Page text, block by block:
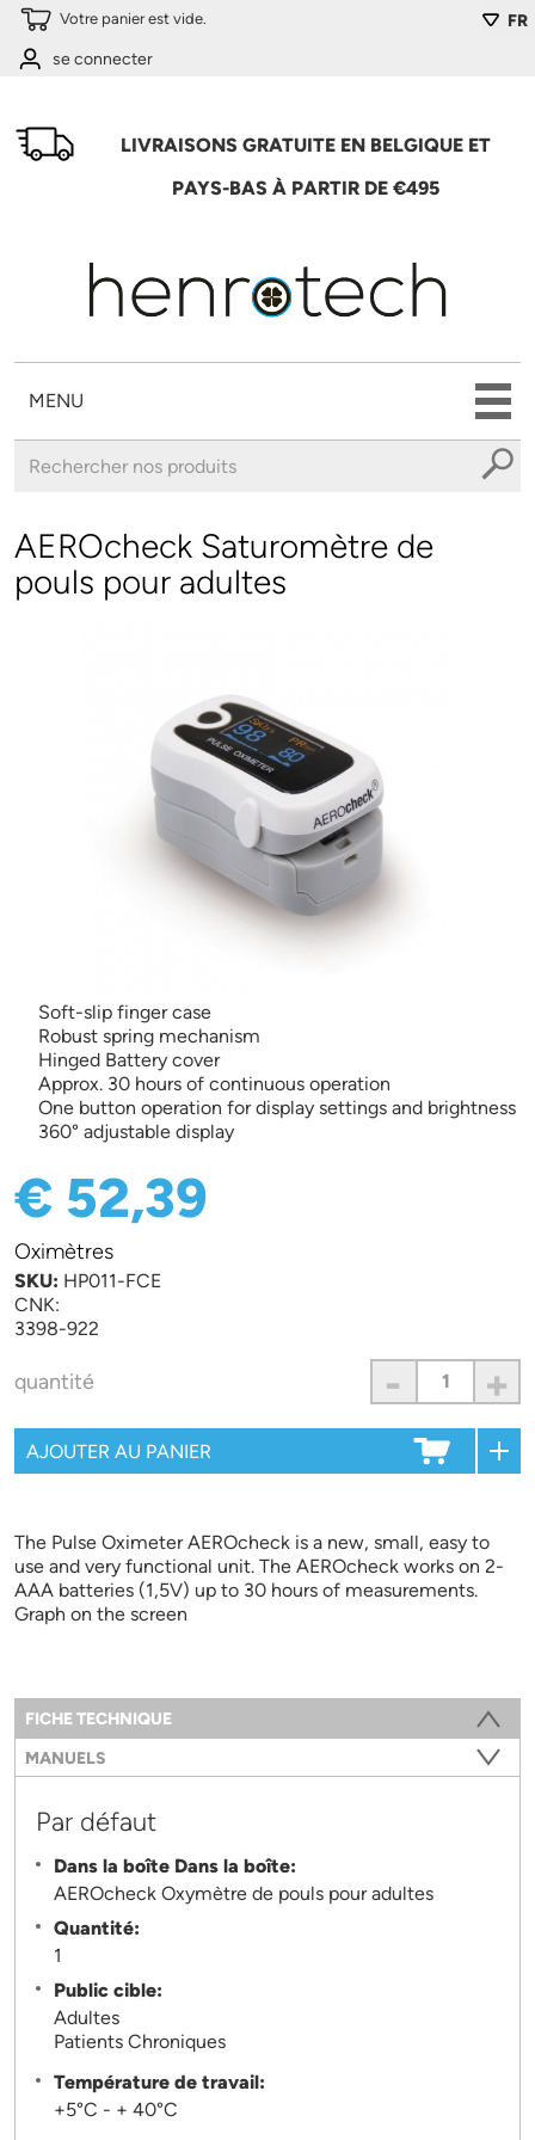
Aller au contenu principal FR
Votre panier est vide.
se connecter
LIVRAISONS GRATUITE EN BELGIQUE ET
PAYS-BAS À PARTIR DE €495
MENU
AEROcheck Saturomètre de
pouls pour adultes
Soft-slip finger case
Robust spring mechanism
Hinged Battery cover
Approx. 30 hours of continuous operation
One button operation for display settings and brightness
360° adjustable display
€ 52,39
Oximètres
SKU: HP011-FCE
CNK:
3398-922
quantité - +
The Pulse Oximeter AEROcheck is a new, small, easy to
use and very functional unit. The AEROcheck works on 2-
AAA batteries (1,5V) up to 30 hours of measurements.
Graph on the screen
Information
FICHE TECHNIQUE
MANUELS
Par défaut
Dans la boîte Dans la boîte:
AEROcheck Oxymètre de pouls pour adultes
Quantité:
1
Public cible:
Adultes
Patients Chroniques
Température de travail:
+5°C - + 40°C